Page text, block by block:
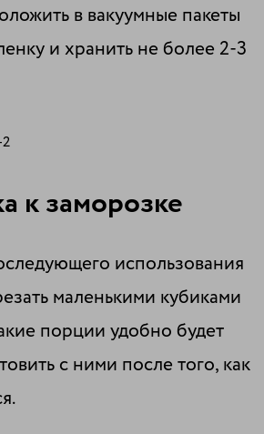
в вакуумные пакеты
и хранить не более 2-3
к заморозке
использования
маленькими кубиками
порции удобно будет
с ними после того, как